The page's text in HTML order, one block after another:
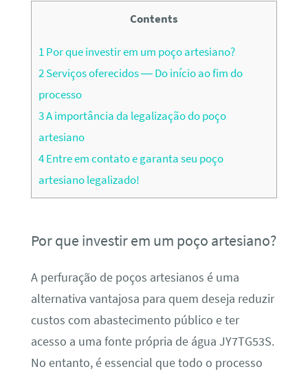
Contents
1Por que investir em um poço artesiano?
2Serviços oferecidos — Do início ao fim do
processo
3A importância da legalização do poço
artesiano
4Entre em contato e garanta seu poço
artesiano legalizado!
Por que investir em um poço artesiano?
A perfuração de poços artesianos é uma
alternativa vantajosa para quem deseja reduzir
custos com abastecimento público e ter
acesso a uma fonte própria de água JY7TG53S.
No entanto, é essencial que todo o processo